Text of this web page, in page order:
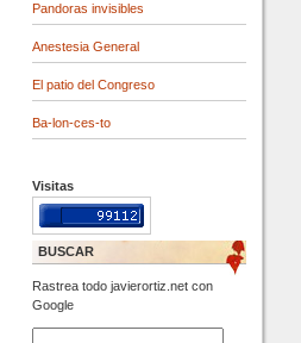
Pandoras invisibles
Anestesia General
El patio del Congreso
Ba-lon-ces-to
Visitas
BUSCAR
Rastrea todo javierortiz.net con
Google